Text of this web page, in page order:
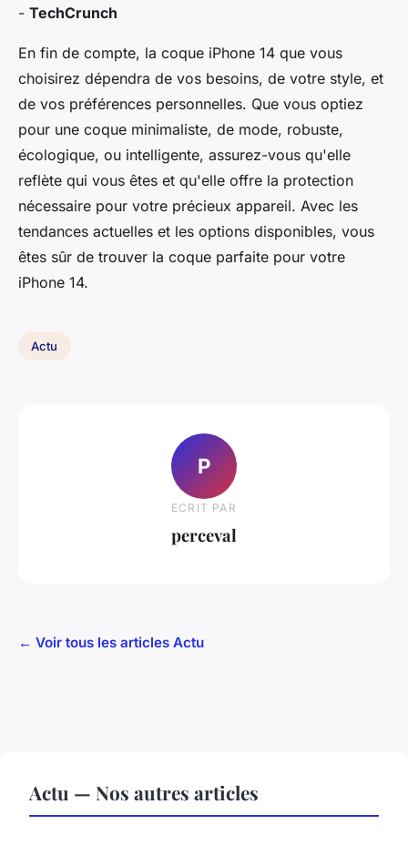
- TechCrunch
En fin de compte, la coque iPhone 14 que vous
choisirez dépendra de vos besoins, de votre style, et
de vos préférences personnelles. Que vous optiez
pour une coque minimaliste, de mode, robuste,
écologique, ou intelligente, assurez-vous qu'elle
reflète qui vous êtes et qu'elle offre la protection
nécessaire pour votre précieux appareil. Avec les
tendances actuelles et les options disponibles, vous
êtes sûr de trouver la coque parfaite pour votre
iPhone 14.
Actu
P
ECRIT PAR
perceval
← Voir tous les articles Actu
Actu — Nos autres articles